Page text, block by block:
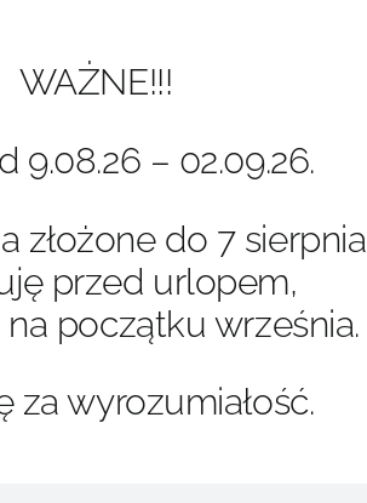
WAŻNE!!!
9.08.26 – 02.09.26.
złożone do 7 sierpnia
przed urlopem,
początku września.
za wyrozumiałość.